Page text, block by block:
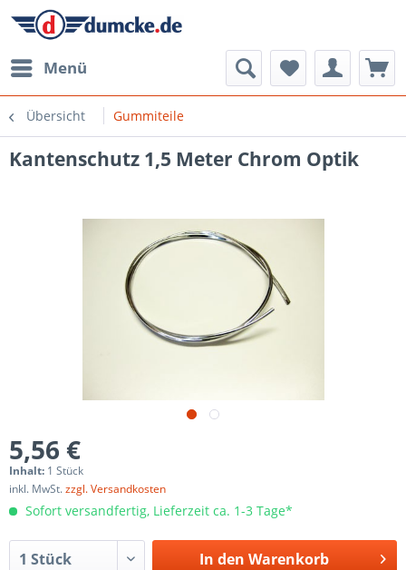
Menü
Übersicht Gummiteile
Kantenschutz 1,5 Meter Chrom Optik
5,56 €
Inhalt: 1 Stück
inkl. MwSt.zzgl. Versandkosten
Sofort versandfertig, Lieferzeit ca. 1-3 Tage*
In den Warenkorb